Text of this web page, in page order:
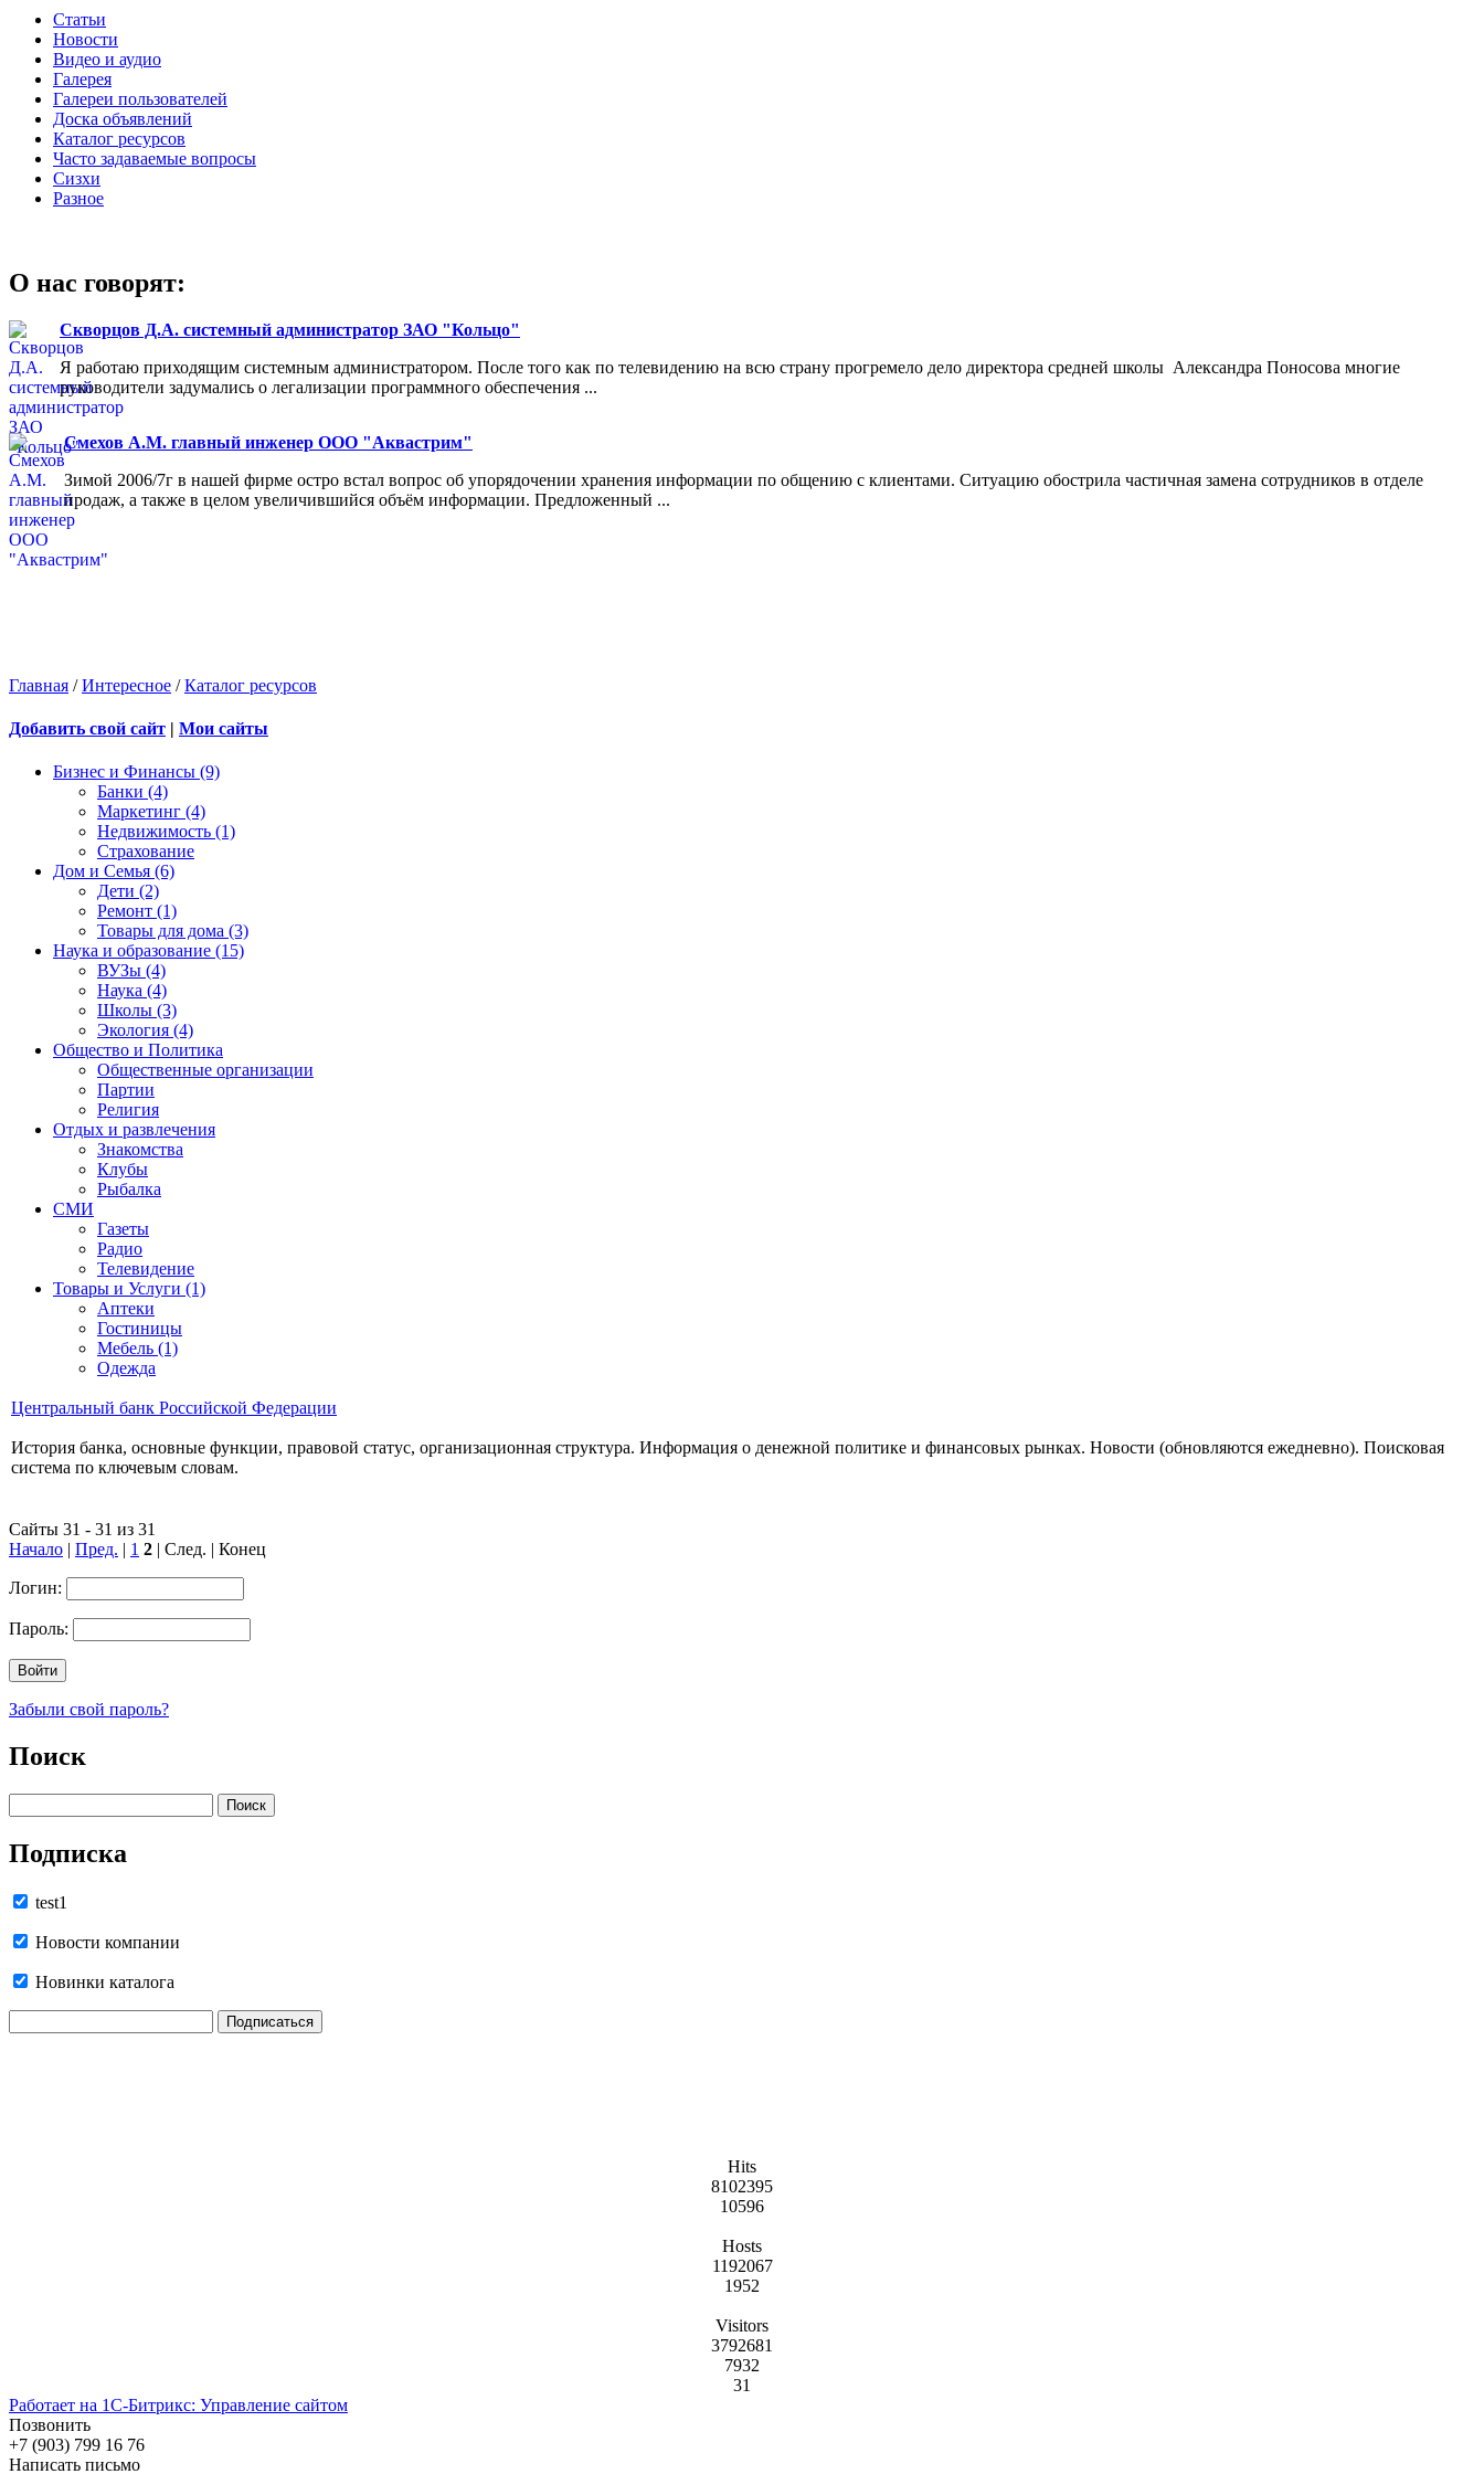
Статьи
Новости
Видео и аудио
Галерея
Галереи пользователей
Доска объявлений
Каталог ресурсов
Часто задаваемые вопросы
Сизхи
Разное
О нас говорят:
Скворцов Д.А. системный администратор ЗАО "Кольцо"
Я работаю приходящим системным администратором. После того как по телевидению на всю страну прогремело дело директора средней школы Александра Поносова многие
руководители задумались о легализации программного обеспечения ...
Смехов А.М. главный инженер ООО "Аквастрим"
Зимой 2006/7г в нашей фирме остро встал вопрос об упорядочении хранения информации по общению с клиентами. Ситуацию обострила частичная замена сотрудников в отделе
продаж, а также в целом увеличившийся объём информации. Предложенный ...
Главная /Интересное /Каталог ресурсов
Добавить свой сайт | Мои сайты
Бизнес и Финансы (9)
Банки (4)
Маркетинг (4)
Недвижимость (1)
Страхование
Дом и Семья (6)
Дети (2)
Ремонт (1)
Товары для дома (3)
Наука и образование (15)
ВУЗы (4)
Наука (4)
Школы (3)
Экология (4)
Общество и Политика
Общественные организации
Партии
Религия
Отдых и развлечения
Знакомства
Клубы
Рыбалка
СМИ
Газеты
Радио
Телевидение
Товары и Услуги (1)
Аптеки
Гостиницы
Мебель (1)
Одежда
Центральный банк Российской Федерации
История банка, основные функции, правовой статус, организационная структура. Информация о денежной политике и финансовых рынках. Новости (обновляются ежедневно). Поисковая
система по ключевым словам.
Сайты 31 - 31 из 31
Начало | Пред. | 1 2 | След. | Конец
Логин:
Пароль:
Забыли свой пароль?
Поиск
Подписка
test1
Новости компании
Новинки каталога
Hits
8102395
10596
Hosts
1192067
1952
Visitors
3792681
7932
31
Работает на 1С-Битрикс: Управление сайтом
Позвонить
+7 (903) 799 16 76
Написать письмо